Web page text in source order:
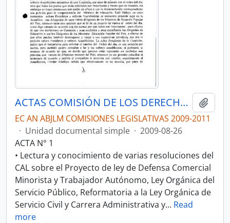
ACTAS COMISIÓN DE LOS DERECHOS DE LOS TRABAJADORES Y LA SEGURIDAD SOCIAL
EC AN ABJLM COMISIONES LEGISLATIVAS 2009-2011
· Unidad documental simple · 2009-08-26
ACTA N° 1
• Lectura y conocimiento de varias resoluciones del
CAL sobre el Proyecto de ley de Defensa Comercial
Minorista y Trabajador Autónomo, Ley Orgánica del
Servicio Público, Reformatoria a la Ley Orgánica de
Servicio Civil y Carrera Administrativa y… Read
more